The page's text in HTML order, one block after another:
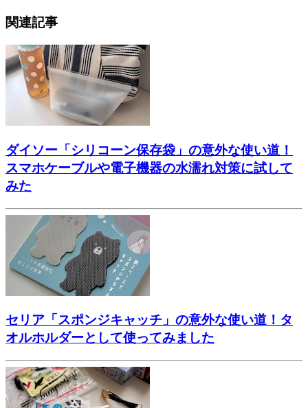
関連記事
ダイソー「シリコーン保存袋」の意外な使い道！
スマホケーブルや電子機器の水濡れ対策に試して
みた
セリア「スポンジキャッチ」の意外な使い道！タ
オルホルダーとして使ってみました